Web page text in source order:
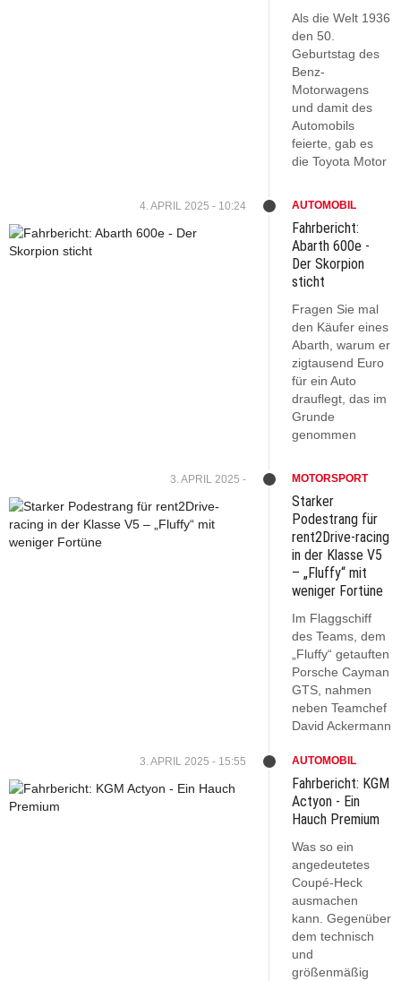
Als die Welt 1936
den 50.
Geburtstag des
Benz-
Motorwagens
und damit des
Automobils
feierte, gab es
die Toyota Motor
4. APRIL 2025 - 10:24 AUTOMOBIL
Fahrbericht:
Abarth 600e -
Der Skorpion
sticht
Fragen Sie mal
den Käufer eines
Abarth, warum er
zigtausend Euro
für ein Auto
drauflegt, das im
Grunde
genommen
3. APRIL 2025 - MOTORSPORT
Starker
Podestrang für
rent2Drive-racing
in der Klasse V5
– „Fluffy“ mit
weniger Fortüne
Im Flaggschiff
des Teams, dem
„Fluffy“ getauften
Porsche Cayman
GTS, nahmen
neben Teamchef
David Ackermann
3. APRIL 2025 - 15:55 AUTOMOBIL
Fahrbericht: KGM
Actyon - Ein
Hauch Premium
Was so ein
angedeutetes
Coupé-Heck
ausmachen
kann. Gegenüber
dem technisch
und
größenmäßig